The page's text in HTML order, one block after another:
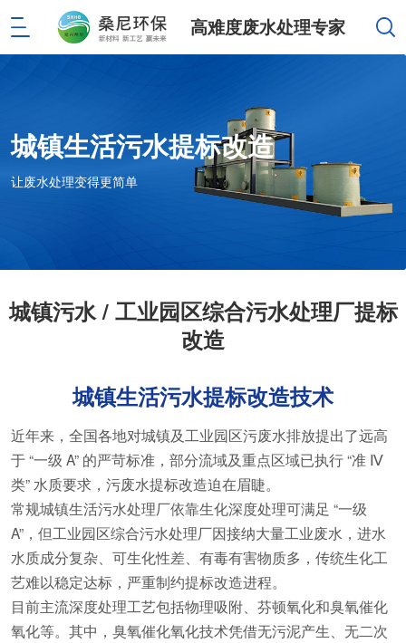
高难度废水处理专家
城镇生活污水提标改造
让废水处理变得更简单
城镇污水 / 工业园区综合污水处理厂提标
改造
城镇生活污水提标改造技术
近年来，全国各地对城镇及工业园区污废水排放提出了远高
于 “一级 A” 的严苛标准，部分流域及重点区域已执行 “准 Ⅳ
类” 水质要求，污废水提标改造迫在眉睫。
常规城镇生活污水处理厂依靠生化深度处理可满足 “一级
A”，但工业园区综合污水处理厂因接纳大量工业废水，进水
水质成分复杂、可生化性差、有毒有害物质多，传统生化工
艺难以稳定达标，严重制约提标改造进程。
目前主流深度处理工艺包括物理吸附、芬顿氧化和臭氧催化
氧化等。其中，臭氧催化氧化技术凭借无污泥产生、无二次